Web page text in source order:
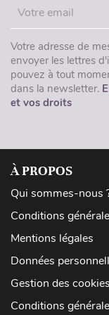
Votre adresse de
envoyer les lettres
pouvez à tout
dans la newsletter.
et vos droits
À PROPOS
Qui sommes-nous
Conditions
Mentions légales
Données
Gestion des cookies
Conditions